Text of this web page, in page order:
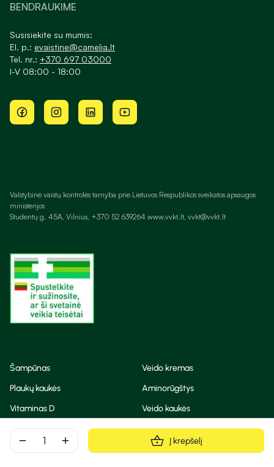
remove add Į krepšelį
BENDRAUKIME
Susisiekite su mumis:
El. p.: evaistine@camelia.lt
Tel. nr.: +370 697 03000
I-V 08:00 - 18:00
Valstybinė vaistų kontrolės tarnyba prie Lietuvos Respublikos sveikatos apsaugos
ministerijos
Studentų g. 45A, Vilnius, +370 52 639264 www.vvkt.lt, vvkt@vvkt.lt
Šampūnas
Veido kremas
Plaukų kaukės
Aminorūgštys
Vitaminas D
Veido kaukės
Korėjietiška kosmetika
Eteriniai aliejai
Dezodorantas
BB ir CC kremas